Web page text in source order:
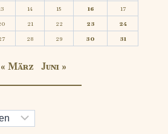
14 15 16
17
21 22 23
24
28 29 30 31
« März Juni »